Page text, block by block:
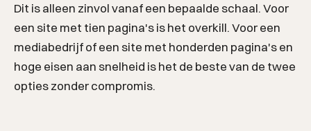
DIENSTEN
Dit is alleen zinvol vanaf een bepaalde schaal. Voor
een site met tien pagina's is het overkill. Voor een
mediabedrijf of een site met honderden pagina's en
hoge eisen aan snelheid is het de beste van de twee
opties zonder compromis.